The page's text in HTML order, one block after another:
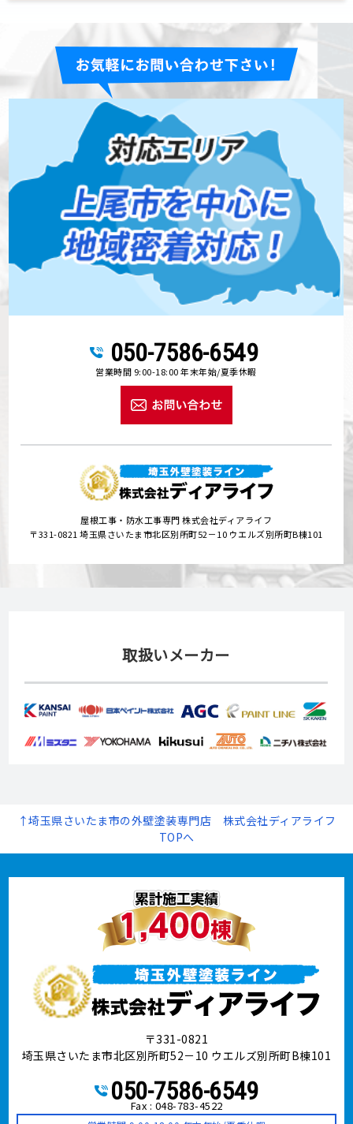
050-7586-6549
営業時間 9:00-18:00 年末年始/夏季休暇
屋根工事・防水工事専門 株式会社ディアライフ
〒331-0821 埼玉県さいたま市北区別所町52－10 ウエルズ別所町B棟101
取扱いメーカー
↑埼玉県さいたま市の外壁塗装専門店 株式会社ディアライフ
TOPへ
〒331-0821
埼玉県さいたま市北区別所町52－10 ウエルズ別所町B棟101
050-7586-6549
Fax : 048-783-4522